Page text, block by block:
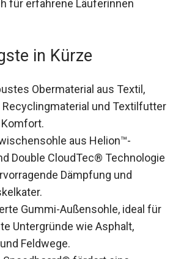
in Kürze
und
optimalen Komfort.
aus Helion™-
Double CloudTec®
für hervorragende
reduziert Muskelkater.
Gummi-Außensohle, ideal
Untergründe wie Asphalt,
Feldwege.
Speedboard® fördert eine